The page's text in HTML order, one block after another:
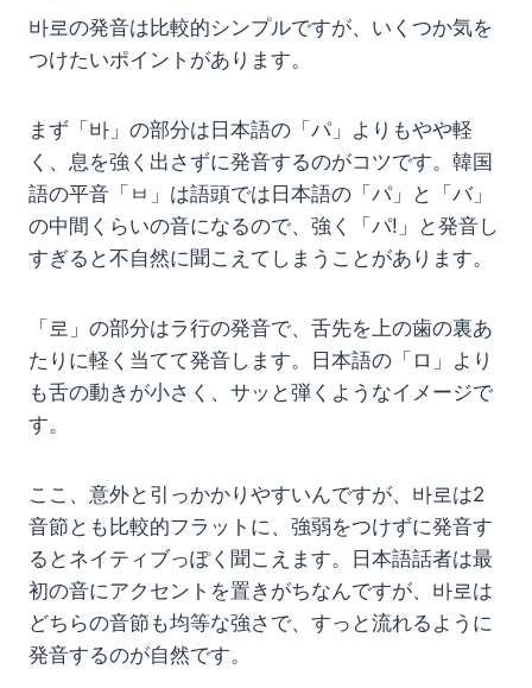
바로の発音は比較的シンプルですが、いくつか気を
つけたいポイントがあります。
まず「바」の部分は日本語の「パ」よりもやや軽
く、息を強く出さずに発音するのがコツです。韓国
語の平音「ㅂ」は語頭では日本語の「パ」と「バ」
の中間くらいの音になるので、強く「パ!」と発音し
すぎると不自然に聞こえてしまうことがあります。
「로」の部分はラ行の発音で、舌先を上の歯の裏あ
たりに軽く当てて発音します。日本語の「ロ」より
も舌の動きが小さく、サッと弾くようなイメージで
す。
ここ、意外と引っかかりやすいんですが、바로は2
音節とも比較的フラットに、強弱をつけずに発音す
るとネイティブっぽく聞こえます。日本語話者は最
初の音にアクセントを置きがちなんですが、바로は
どちらの音節も均等な強さで、すっと流れるように
発音するのが自然です。